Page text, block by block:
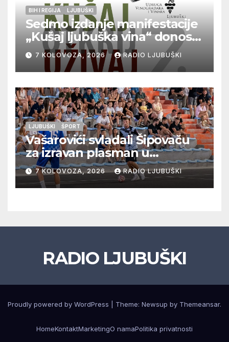
BIH I REGIJA LJUBUŠKI
Sedmo izdanje manifestacije
„Kušaj ljubuška vina“ donosi
vrhunska vina, gastronomiju i
glazbu
7 KOLOVOZA, 2026 RADIO LJUBUŠKI
LJUBUŠKI ŠPORT
Vašarovići svladali Šipovaču
za izravan plasman u
četvrtfinale, Grab izborio
prolazak dalje, Klobuk ispao,
večeras počinje četvrtfinale
7 KOLOVOZA, 2026 RADIO LJUBUŠKI
RADIO LJUBUŠKI
Proudly powered by WordPress Theme: Newsup by Themeansar.
HomeKontaktMarketingO namaPolitika privatnosti